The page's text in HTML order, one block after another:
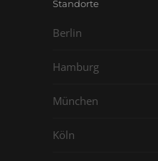
Standorte
Berlin
Hamburg
München
Köln